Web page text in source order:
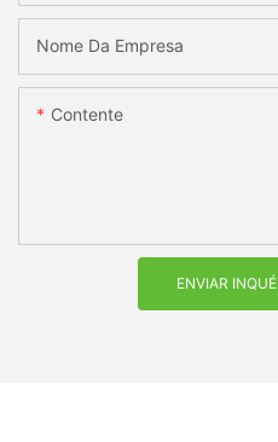
Nome Da Empresa
Contente
ENVIAR